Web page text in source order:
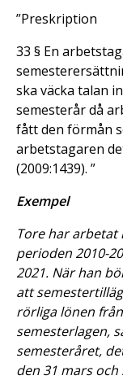
”Preskription
33 § En
ska väcka talan
semesterår då
fått den förmån
arbetstagaren
(2009:1439). ”
Exempel
Tore har arbetat
perioden 2010-
2021. När han
att
rörliga lönen
semesterlagen,
semesteråret,
den 31 mars